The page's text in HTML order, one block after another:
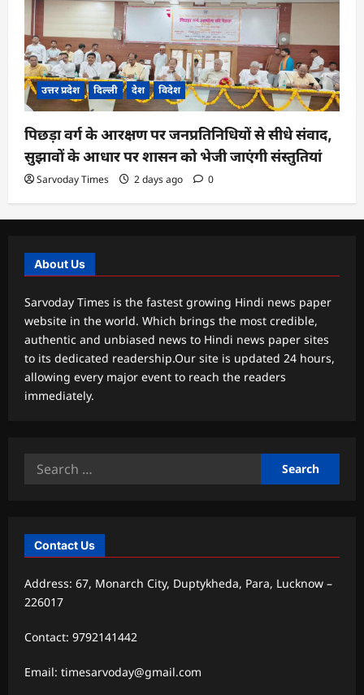
उत्तर प्रदेश दिल्ली देश विदेश
पिछड़ा वर्ग के आरक्षण पर जनप्रतिनिधियों से सीधे संवाद,
सुझावों के आधार पर शासन को भेजी जाएंगी संस्तुतियां
Sarvoday Times 2 days ago 0
About Us
Sarvoday Times is the fastest growing Hindi news paper
website in the world. Which brings the most credible,
authentic and unbiased news to Hindi news paper sites
to its dedicated readership.Our site is updated 24 hours,
allowing every major event to reach the readers
immediately.
Search
Contact Us
Address: 67, Monarch City, Duptykheda, Para, Lucknow –
226017
Contact: 9792141442
Email: timesarvoday@gmail.com